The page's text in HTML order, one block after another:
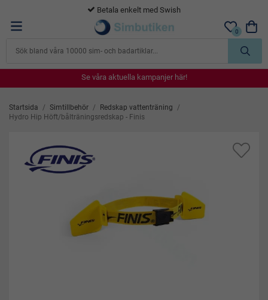
365 dagars öppet köp
0
Se våra aktuella kampanjer här!
Se våra aktuella kampanjer här!
Se våra aktuella kampanjer här!
Se våra aktuella kampanjer här!
Startsida / Simtillbehör / Redskap vattenträning
/
Hydro Hip Höft/bålträningsredskap - Finis